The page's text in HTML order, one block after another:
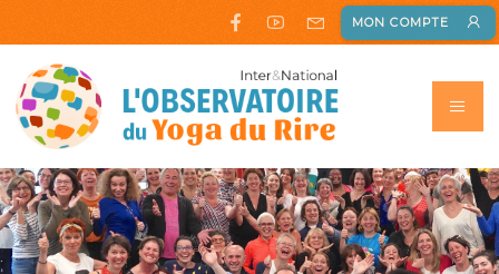
MON COMPTE